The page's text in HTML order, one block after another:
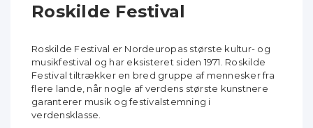
Roskilde Festival
Roskilde Festival er Nordeuropas største kultur- og
musikfestival og har eksisteret siden 1971. Roskilde
Festival tiltrækker en bred gruppe af mennesker fra
flere lande, når nogle af verdens største kunstnere
garanterer musik og festivalstemning i
verdensklasse.